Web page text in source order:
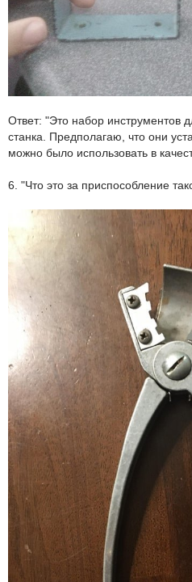
Ответ: "Это набор инструментов
станка. Предполагаю, что они
можно было использовать в
6. "Что это за приспособление